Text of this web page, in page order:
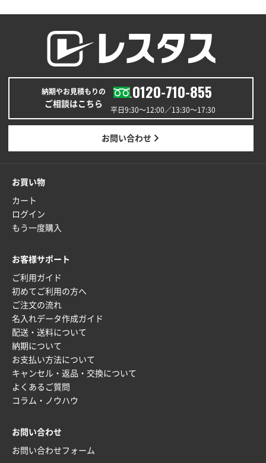
以前の注文も含め価格と品質
青森県K社様
ワンポイントポリ袋 A4サイズ1000枚
2025年12月24日 13:22
安い
ワンポイント箔押し紙袋 M横サイズ(A4対応)100
2025年12月22日 03:31
神奈川県S社様
2025年12月16日 10:39
短納期対応が素晴らしい
富山県O社様
uni ジェットストリーム 07
2025年12月09日 14:04
安い、早い
埼玉県G社様
ラミネート紙袋 規格L4サイズ(B4対応)
2025年12月04日 17:34
兵庫県のお客様
納期やお見積もりの
ご相談はこちら
0120-710-855
平日9:30〜12:00／13:30〜17:30
お問い合わせ
お買い物
カート
ログイン
もう一度購入
お客様サポート
ご利用ガイド
初めてご利用の方へ
ご注文の流れ
名入れデータ作成ガイド
配送・送料について
納期について
お支払い方法について
キャンセル・返品・交換について
よくあるご質問
コラム・ノウハウ
お問い合わせ
お問い合わせフォーム